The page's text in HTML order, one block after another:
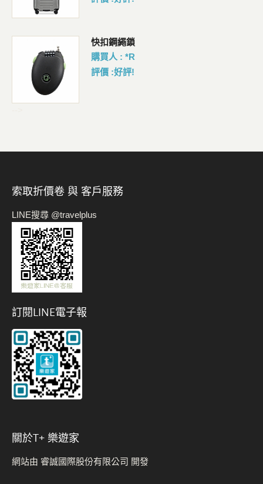
快扣鋼繩鎖
購買人 : *R
評價 :好評!
索取折價卷 與 客戶服務
LINE搜尋 @travelplus
訂閱LINE電子報
關於t+ 樂遊家
網站由 睿誠國際股份有限公司 開發